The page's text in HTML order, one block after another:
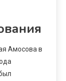
Амосова в